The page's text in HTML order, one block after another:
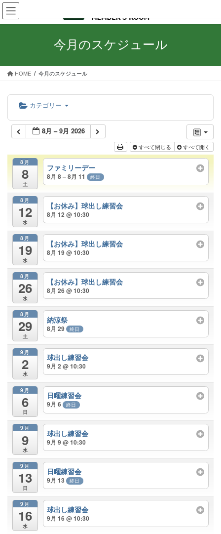
コ
ン
テ
ス
ナ
ビ
ゲ
ン
今月のスケジュール
HOME 今月のスケジュール
カテゴリー
8月 – 9月 2026
すべて閉じる すべて開く
8月
8
土
ファミリーデー
8月 8 – 8月 11 終日
8月
12
水
【お休み】球出し練習会
8月 12 @ 10:30
8月
19
水
【お休み】球出し練習会
8月 19 @ 10:30
8月
26
水
【お休み】球出し練習会
8月 26 @ 10:30
8月
29
土
納涼祭
8月 29 終日
9月
2
水
球出し練習会
9月 2 @ 10:30
9月
6
日
日曜練習会
9月 6 終日
9月
9
水
球出し練習会
9月 9 @ 10:30
9月
13
日
日曜練習会
9月 13 終日
9月
16
水
球出し練習会
9月 16 @ 10:30